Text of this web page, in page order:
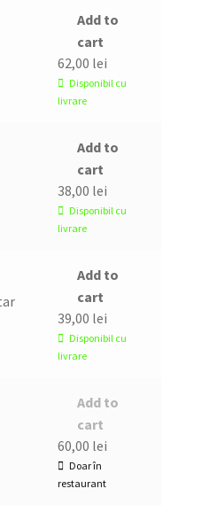
Add to
cart
62,00 lei
Disponibil cu
livrare
Add to
cart
38,00 lei
Disponibil cu
livrare
Add to
cart
39,00 lei
Disponibil cu
livrare
Add to
cart
60,00 lei
Doar în
restaurant